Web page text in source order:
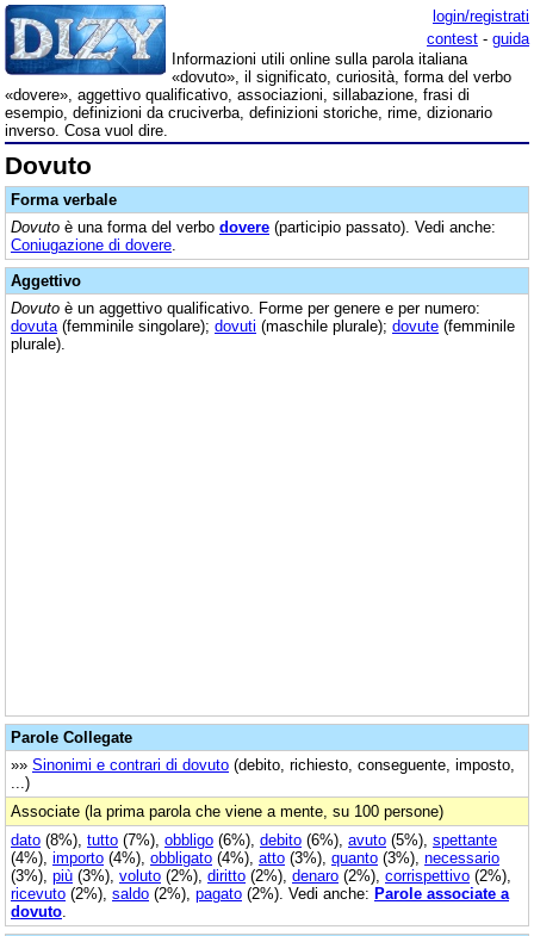
login/registrati
contest - guida
Informazioni utili online sulla parola italiana
«dovuto», il significato, curiosità, forma del verbo
«dovere», aggettivo qualificativo, associazioni, sillabazione, frasi di
esempio, definizioni da cruciverba, definizioni storiche, rime, dizionario
inverso. Cosa vuol dire.
Dovuto
Forma verbale
Dovuto è una forma del verbo dovere (participio passato). Vedi anche:
Coniugazione di dovere
Aggettivo
Dovuto è un aggettivo qualificativo. Forme per genere e per numero:
dovuta (femminile singolare); dovuti (maschile plurale); dovute (femminile
plurale).
Parole Collegate
»» Sinonimi e contrari di dovuto (debito, richiesto, conseguente, imposto,
...)
Associate (la prima parola che viene a mente, su 100 persone)
dato (8%), tutto (7%), obbligo (6%), debito (6%), avuto (5%), spettante
(4%), importo (4%), obbligato (4%), atto (3%), quanto (3%), necessario
(3%), più (3%), voluto (2%), diritto (2%), denaro (2%), corrispettivo (2%),
ricevuto (2%), saldo (2%), pagato (2%). Vedi anche: Parole associate a
dovuto